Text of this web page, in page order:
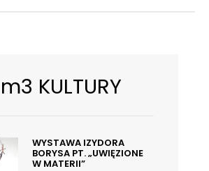
KULTURY
WYSTAWA IZYDORA
BORYSA PT. „UWIĘZIONE
W MATERII”